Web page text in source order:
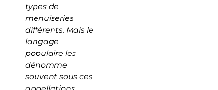
types de
menuiseries
différents. Mais le
langage
populaire les
dénomme
souvent sous ces